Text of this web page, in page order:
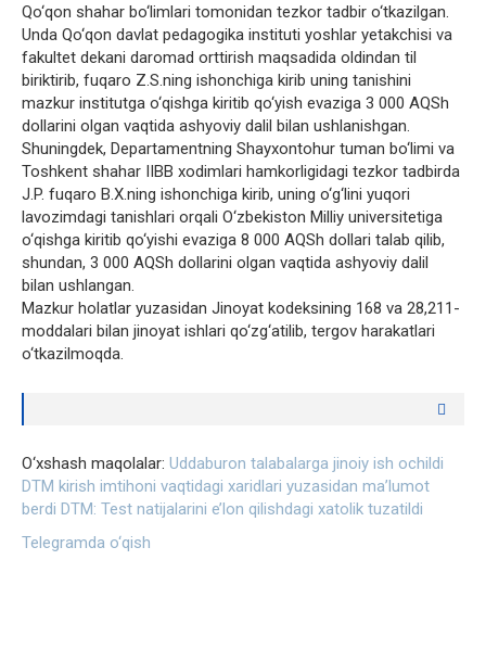
Qo‘qon shahar bo‘limlari tomonidan tezkor tadbir o‘tkazilgan.
Unda Qo‘qon davlat pedagogika instituti yoshlar yetakchisi va
fakultet dekani daromad orttirish maqsadida oldindan til
biriktirib, fuqaro Z.S.ning ishonchiga kirib uning tanishini
mazkur institutga o‘qishga kiritib qo‘yish evaziga 3 000 AQSh
dollarini olgan vaqtida ashyoviy dalil bilan ushlanishgan.
Shuningdek, Departamentning Shayxontohur tuman bo‘limi va
Toshkent shahar IIBB xodimlari hamkorligidagi tezkor tadbirda
J.P. fuqaro B.X.ning ishonchiga kirib, uning o‘g‘lini yuqori
lavozimdagi tanishlari orqali O‘zbekiston Milliy universitetiga
o‘qishga kiritib qo‘yishi evaziga 8 000 AQSh dollari talab qilib,
shundan, 3 000 AQSh dollarini olgan vaqtida ashyoviy dalil
bilan ushlangan.
Mazkur holatlar yuzasidan Jinoyat kodeksining 168 va 28,211-
moddalari bilan jinoyat ishlari qo‘zg‘atilib, tergov harakatlari
o‘tkazilmoqda.
O‘xshash maqolalar: Uddaburon talabalarga jinoiy ish ochildi
DTM kirish imtihoni vaqtidagi xaridlari yuzasidan ma’lumot
berdi DTM: Test natijalarini e’lon qilishdagi xatolik tuzatildi
Telegramda o‘qish